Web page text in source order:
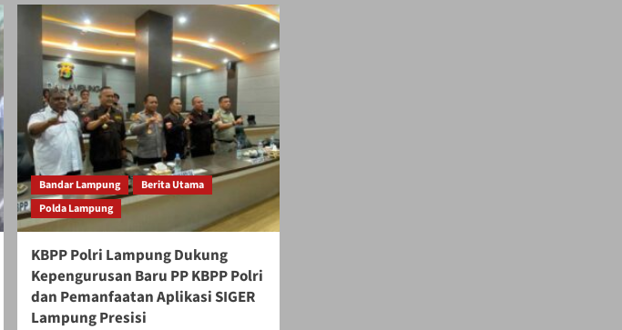
Bandar Lampung
Berita Utama
Polda Lampung
KBPP Polri Lampung Dukung
Kepengurusan Baru PP KBPP Polri
dan Pemanfaatan Aplikasi SIGER
Lampung Presisi